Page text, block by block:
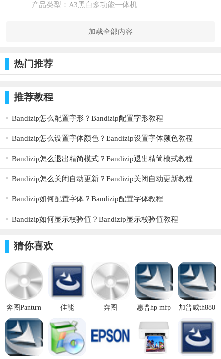
产品类型：A3黑白多功能一体机
打印尺寸：A3
内存：32MB
接口：USB2.0
硬件ID：
【打印】USBPRINT\Generic16BW-7A17C
【扫描】USB\VID_132B&PID_20e8&MI_00
含打印驱动和扫描驱动，适用于Windows操作系统使用，推荐用
户下载使用。请按照安装程序提示的操作步骤操作，为避免驱动
安装失败，在安装驱动过程中请勿对打印机进行安装步骤要求之
外的任何操作。
适用于：Win XP/2003/VISTA/7/2008/Win7/Win 8/Win 10
32/64位操作系统。
适用型号：柯尼卡美能达36180e打印机
使用方法
1、连接到电脑上，然后开启电源;
加载全部内容
热门推荐
推荐教程
Bandizip怎么配置字形？Bandizip配置字形教程
Bandizip怎么设置字体颜色？Bandizip设置字体颜色教程
Bandizip怎么退出精简模式？Bandizip退出精简模式教程
Bandizip怎么关闭自动更新？Bandizip关闭自动更新教程
Bandizip如何配置字体？Bandizip配置字体教程
Bandizip如何显示校验值？Bandizip显示校验值教程
猜你喜欢
奔图Pantum
M6600NW打
印机驱动
v1.13.14官
方版
佳能
体机驱动
v20.05官方
版
奔图
印机驱动
v1.13.14官
惠普hp mfp
能一体机驱
动
加普威th880
针式打印机
驱动